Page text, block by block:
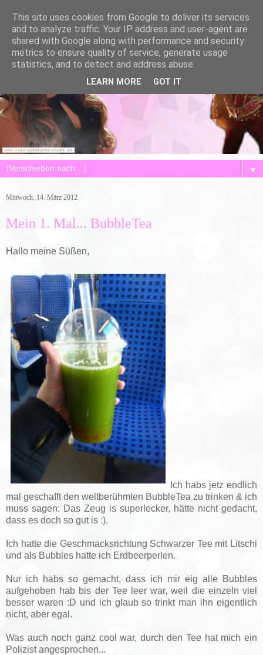
▼
Mittwoch, 14. März 2012
Mein 1. Mal... BubbleTea
Hallo meine Süßen,
Ich habs jetz endlich
mal geschafft den weltberühmten BubbleTea zu trinken & ich
muss sagen: Das Zeug is superlecker, hätte nicht gedacht,
dass es doch so gut is :).
Ich hatte die Geschmacksrichtung Schwarzer Tee mit Litschi
und als Bubbles hatte ich Erdbeerperlen.
Nur ich habs so gemacht, dass ich mir eig alle Bubbles
aufgehoben hab bis der Tee leer war, weil die einzeln viel
besser waren :D und ich glaub so trinkt man ihn eigentlich
nicht, aber egal.
Was auch noch ganz cool war, durch den Tee hat mich ein
Polizist angesprochen...
This site uses cookies from Google to deliver its services
and to analyze traffic. Your IP address and user-agent are
shared with Google along with performance and security
metrics to ensure quality of service, generate usage
statistics, and to detect and address abuse.
LEARN MORE GOT IT